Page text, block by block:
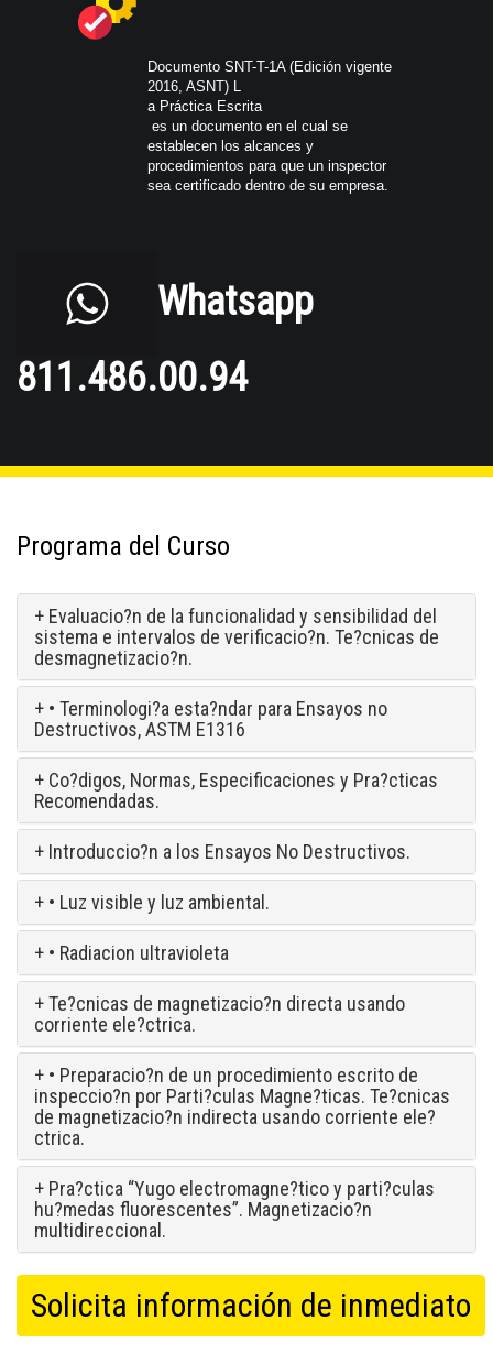
Documento SNT-T-1A (Edición vigente
2016, ASNT) L
a Práctica Escrita
es un documento en el cual se
establecen los alcances y
procedimientos para que un inspector
sea certificado dentro de su empresa.
Whatsapp
811.486.00.94
Programa del Curso
+ Evaluacio?n de la funcionalidad y sensibilidad del
sistema e intervalos de verificacio?n. Te?cnicas de
desmagnetizacio?n.
+ • Terminologi?a esta?ndar para Ensayos no
Destructivos, ASTM E1316
+ Co?digos, Normas, Especificaciones y Pra?cticas
Recomendadas.
+ Introduccio?n a los Ensayos No Destructivos.
+ • Luz visible y luz ambiental.
+ • Radiacion ultravioleta
+ Te?cnicas de magnetizacio?n directa usando
corriente ele?ctrica.
+ • Preparacio?n de un procedimiento escrito de
inspeccio?n por Parti?culas Magne?ticas. Te?cnicas
de magnetizacio?n indirecta usando corriente ele?
ctrica.
+ Pra?ctica “Yugo electromagne?tico y parti?culas
hu?medas fluorescentes”. Magnetizacio?n
multidireccional.
Solicita información de inmediato